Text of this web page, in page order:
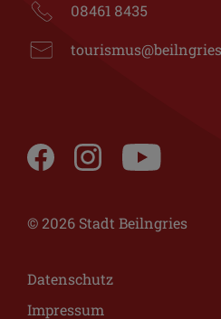
08461 8435
© 2026 Stadt Beilngries
Datenschutz
Impressum